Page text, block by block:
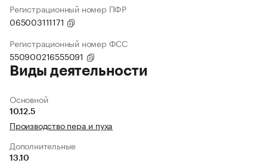
Регистрационный номер ПФР
065003111171
Регистрационный номер ФСС
550900216555091
Виды деятельности
Основной
10.12.5
Производство пера и пуха
Дополнительные
13.10